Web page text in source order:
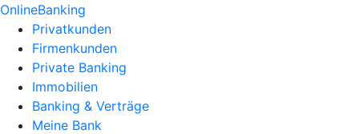
OnlineBanking
Privatkunden
Firmenkunden
Private Banking
Immobilien
Banking & Verträge
Meine Bank